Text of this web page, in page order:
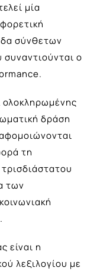
μία
σύνθετων
ο
ολοκληρωμένης
δράση
τη
των
είναι η
λεξιλογίου με